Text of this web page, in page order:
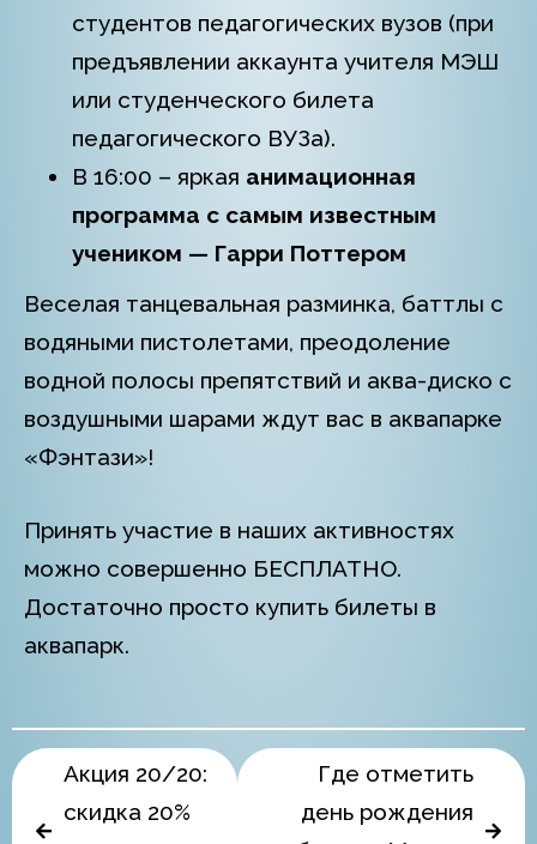
студентов педагогических вузов (при
предъявлении аккаунта учителя МЭШ
или студенческого билета
педагогического ВУЗа).
В 16:00 – яркая анимационная
программа с самым известным
учеником — Гарри Поттером
Веселая танцевальная разминка, баттлы с
водяными пистолетами, преодоление
водной полосы препятствий и аква-диско с
воздушными шарами ждут вас в аквапарке
«Фэнтази»!
Принять участие в наших активностях
можно совершенно БЕСПЛАТНО.
Достаточно просто купить билеты в
аквапарк.
Акция 20/20:
скидка 20%
Где отметить
день рождения